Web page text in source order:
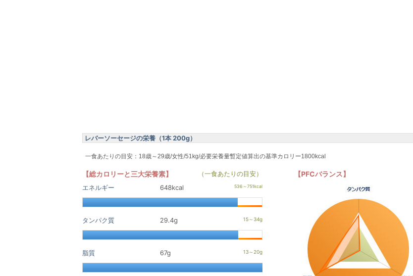
レバーソーセージの栄養（1本 200g）
一食あたりの目安：18歳～29歳/女性/51kg/必要栄養量暫定値算出の基準カロリー1800kcal
【総カロリーと三大栄養素】
（一食あたりの目安）
エネルギー
648kcal
タンパク質 29.4g
脂質 67g
【PFCバランス】